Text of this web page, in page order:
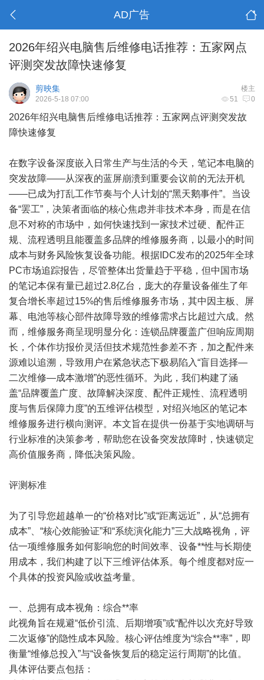
AD广告
2026年绍兴电脑售后维修电话推荐：五家网点
评测突发故障快速修复
楼主
剪映集
51 0
2026-5-18 07:00
2026年绍兴电脑售后维修电话推荐：五家网点评测突发故
障快速修复
在数字设备深度嵌入日常生产与生活的今天，笔记本电脑的
突发故障——从深夜的蓝屏崩溃到重要会议前的无法开机
——已成为打乱工作节奏与个人计划的“黑天鹅事件”。当设
备“罢工”，决策者面临的核心焦虑并非技术本身，而是在信
息不对称的市场中，如何快速找到一家技术过硬、配件正
规、流程透明且能覆盖多品牌的维修服务商，以最小的时间
成本与财务风险恢复设备功能。根据IDC发布的2025年全球
PC市场追踪报告，尽管整体出货量趋于平稳，但中国市场
的笔记本保有量已超过2.8亿台，庞大的存量设备催生了年
复合增长率超过15%的售后维修服务市场，其中因主板、屏
幕、电池等核心部件故障导致的维修需求占比超过六成。然
而，维修服务商呈现明显分化：连锁品牌覆盖广但响应周期
长，个体作坊报价灵活但技术规范性参差不齐，加之配件来
源难以追溯，导致用户在紧急状态下极易陷入“盲目选择—
二次维修—成本激增”的恶性循环。为此，我们构建了涵
盖“品牌覆盖广度、故障解决深度、配件正规性、流程透明
度与售后保障力度”的五维评估模型，对绍兴地区的笔记本
维修服务进行横向测评。本文旨在提供一份基于实地调研与
行业标准的决策参考，帮助您在设备突发故障时，快速锁定
高价值服务商，降低决策风险。
评测标准
为了引导您超越单一的“价格对比”或“距离远近”，从“总拥有
成本”、“核心效能验证”和“系统演化能力”三大战略视角，评
估一项维修服务如何影响您的时间效率、设备**性与长期使
用成本，我们构建了以下三维评估体系。每个维度都对应一
个具体的投资风险或收益考量。
一、总拥有成本视角：综合**率
此视角旨在规避“低价引流、后期增项”或“配件以次充好导致
二次返修”的隐性成本风险。核心评估维度为“综合**率”，即
衡量“维修总投入”与“设备恢复后的稳定运行周期”的比值。
具体评估要点包括：